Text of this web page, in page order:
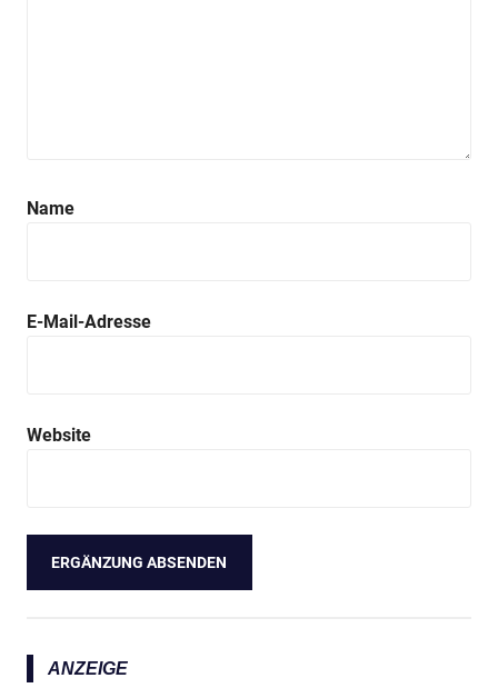
Name
E-Mail-Adresse
Website
ANZEIGE